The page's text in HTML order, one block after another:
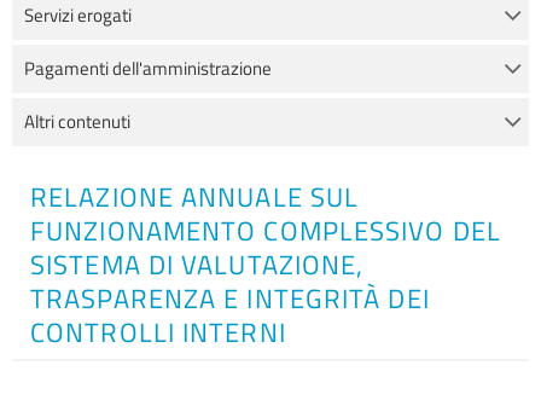
Servizi erogati
Pagamenti dell'amministrazione
Altri contenuti
RELAZIONE ANNUALE SUL
FUNZIONAMENTO COMPLESSIVO DEL
SISTEMA DI VALUTAZIONE,
TRASPARENZA E INTEGRITÀ DEI
CONTROLLI INTERNI